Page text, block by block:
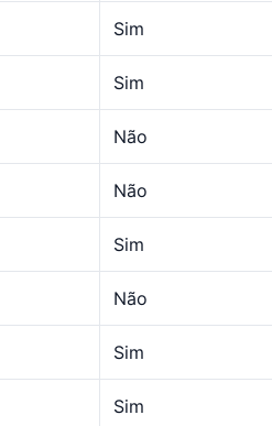
Sim
Sim
Não
Não
Sim
Não
Sim
Sim